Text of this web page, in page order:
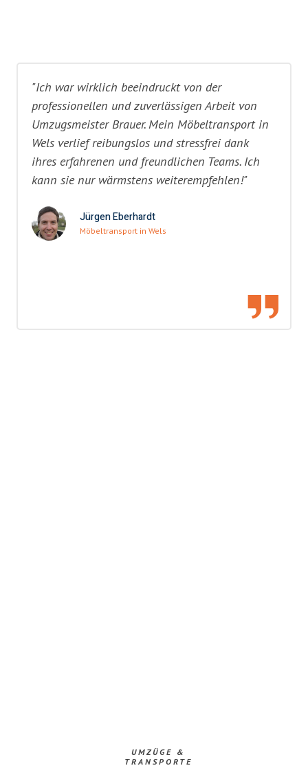
"Ich war wirklich beeindruckt von der
professionellen und zuverlässigen Arbeit von
Umzugsmeister Brauer. Mein Möbeltransport in
Wels verlief reibungslos und stressfrei dank
ihres erfahrenen und freundlichen Teams. Ich
kann sie nur wärmstens weiterempfehlen!"
Jürgen Eberhardt
Möbeltransport in Wels
UMZÜGE &
TRANSPORTE